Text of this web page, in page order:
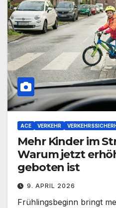
ACE VERKEHR
Mehr Kinder im
Warum jetzt
geboten ist
9. APRIL 2026
Frühlingsbeginn bringt